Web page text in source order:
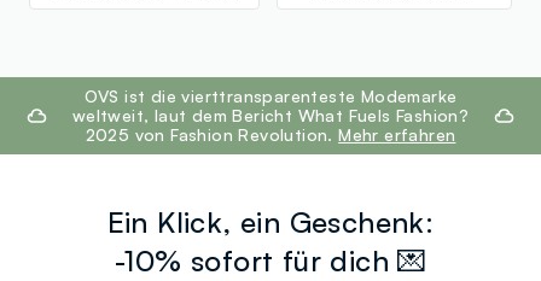
footer.ariatitleOVS ist die vierttransparenteste Modemarke
weltweit, laut dem Bericht What Fuels Fashion?
2025 von Fashion Revolution.Mehr erfahren
Ein Klick, ein Geschenk:
-10% sofort für dich 💌